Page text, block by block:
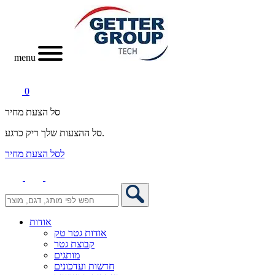
menu
0
סל הצעת מחיר
סל ההצעות שלך ריק כרגע.
לסל הצעת מחיר
אודות
אודות גטר טק
קבוצת גטר
מותגים
חדשות ועדכונים